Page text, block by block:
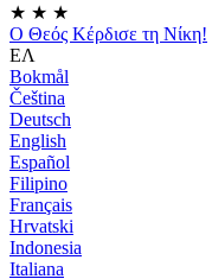
★ ★ ★
Ο Θεός Κέρδισε τη Νίκη!
ΕΛ
Bokmål
Čeština
Deutsch
English
Español
Filipino
Français
Hrvatski
Indonesia
Italiana